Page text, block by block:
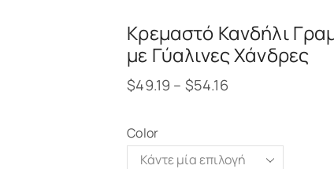
Κρεμαστό Κανδήλι
με Γύαλινες Χάνδρες
$49.19 – $54.16
Color